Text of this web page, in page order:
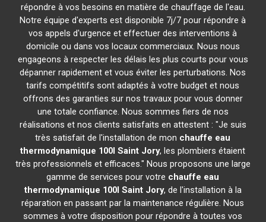
répondre à vos besoins en matière de chauffage de l'eau.
Notre équipe d'experts est disponible 7j/7 pour répondre à
vos appels d'urgence et effectuer des interventions à
domicile ou dans vos locaux commerciaux. Nous nous
engageons à respecter les délais les plus courts pour vous
dépanner rapidement et vous éviter les perturbations. Nos
tarifs compétitifs sont adaptés à votre budget et nous
offrons des garanties sur nos travaux pour vous donner
une totale confiance. Nous sommes fiers de nos
réalisations et nos clients satisfaits en attestent : "Je suis
très satisfait de l'installation de mon chauffe eau
thermodynamique 100l Saint Jory, les plombiers étaient
très professionnels et efficaces." Nous proposons une large
gamme de services pour votre chauffe eau
thermodynamique 100l Saint Jory, de l'installation à la
réparation en passant par la maintenance régulière. Nous
sommes à votre disposition pour répondre à toutes vos